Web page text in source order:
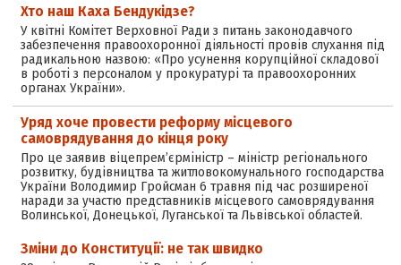
Хто наш Каха Бендукідзе?
У квітні Комітет Верховної Ради з питань законодавчого
забезпечення правоохоронної діяльності провів слухання під
радикальною назвою: «Про усунення корупційної складової
в роботі з персоналом у прокуратурі та правоохоронних
органах України».
Уряд хоче провести реформу місцевого
самоврядування до кінця року
Про це заявив віце­прем’єр­міністр – міністр регіонального
розвитку, будівництва та житлово­комунального господарства
України Володимир Гройсман 6 травня під час розширеної
наради за участю представників місцевого самоврядування
Волинської, Донецької, Луганської та Львівської областей.
Зміни до Конституції: не так швидко